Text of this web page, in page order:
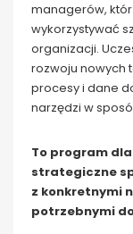
managerów,
wykorzystywać
organizacji.
rozwoju nowych
procesy i dane
narzędzi w
To program
strategiczne
z konkretnymi
potrzebnymi